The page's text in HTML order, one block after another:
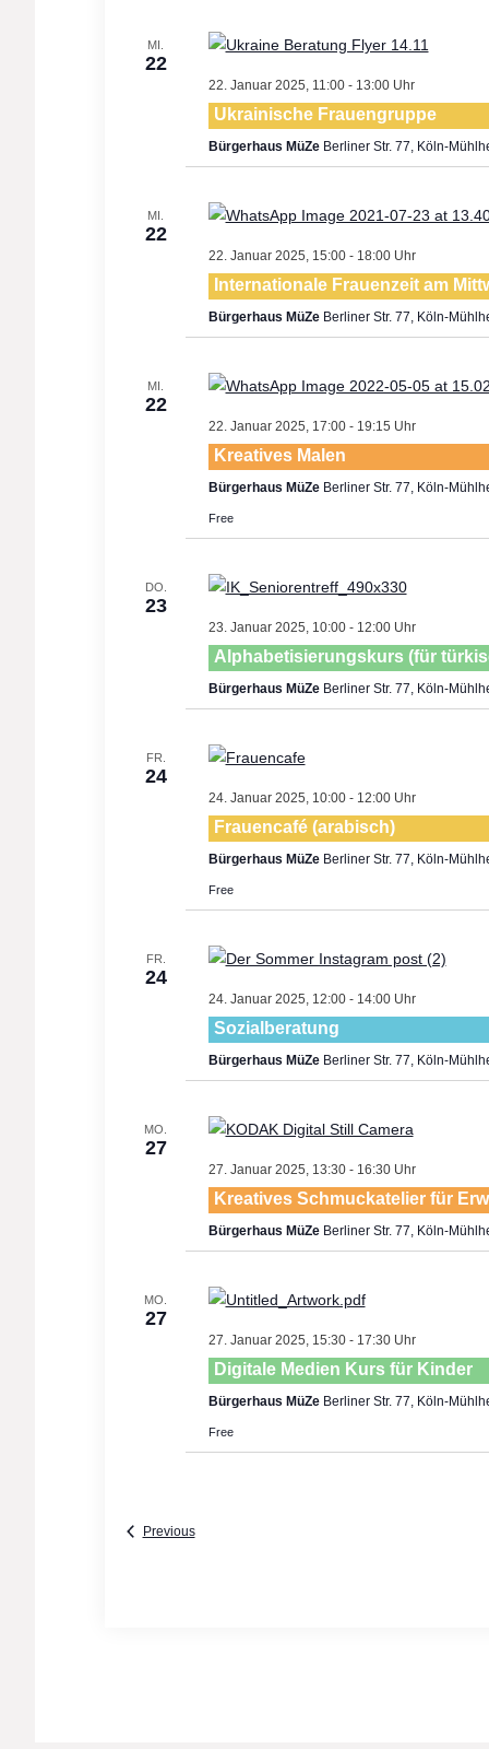
MI.
22
22. Januar 2025, 11:00- 13:00
Ukrainische Frauengruppe
Bürgerhaus MüZe Berliner Str. 77, Köln-
MI.
22
22. Januar 2025, 15:00- 18:00
Internationale Frauenzeit am
Bürgerhaus MüZe Berliner Str. 77, Köln-
MI.
22
22. Januar 2025, 17:00- 19:15
Kreatives Malen
Bürgerhaus MüZe Berliner Str. 77, Köln-
Free
DO.
23
23. Januar 2025, 10:00- 12:00
Alphabetisierungskurs (für
Bürgerhaus MüZe Berliner Str. 77, Köln-
FR.
24
24. Januar 2025, 10:00- 12:00
Frauencafé (arabisch)
Bürgerhaus MüZe Berliner Str. 77, Köln-
Free
FR.
24
24. Januar 2025, 12:00- 14:00
Sozialberatung
Bürgerhaus MüZe Berliner Str. 77, Köln-
MO.
27
27. Januar 2025, 13:30- 16:30
Kreatives Schmuckatelier für
Bürgerhaus MüZe Berliner Str. 77, Köln-
MO.
27
27. Januar 2025, 15:30- 17:30
Digitale Medien Kurs für Kinder
Bürgerhaus MüZe Berliner Str. 77, Köln-
Free
PreviousEvents